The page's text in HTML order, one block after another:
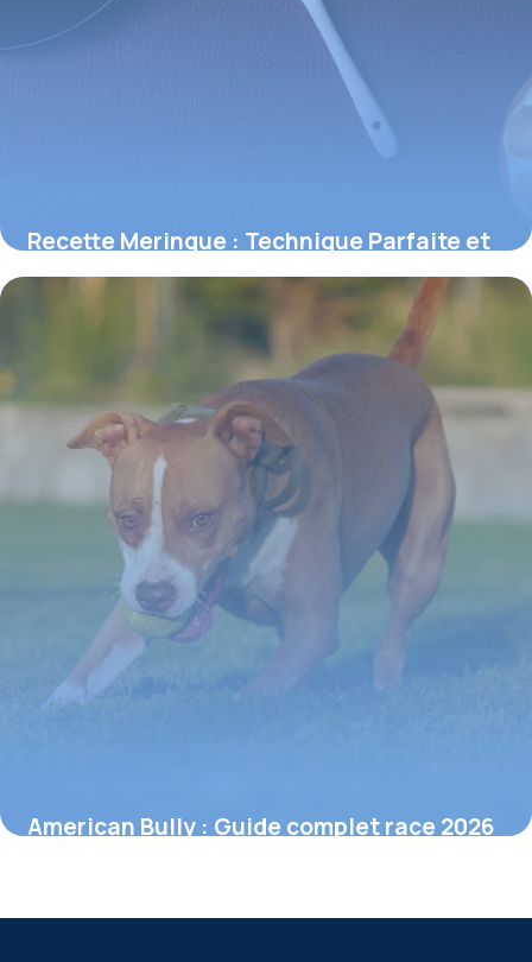
Recette Meringue : Technique Parfaite et
Astuces
American Bully : Guide complet race 2026